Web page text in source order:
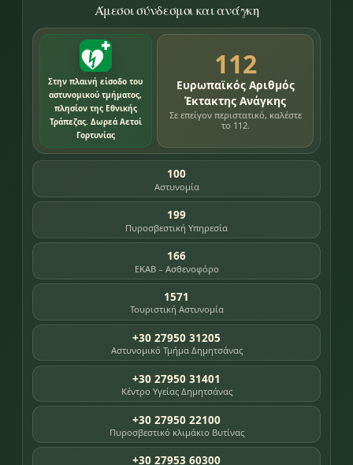
Άμεσοι σύνδεσμοι και ανάγκη
Στην πλαινή είσοδο του
αστυνομικού τμήματος,
πλησίον της Εθνικής
Τράπεζας. Δωρεά Αετοί
Γορτυνίας
112
Ευρωπαϊκός Αριθμός
Έκτακτης Ανάγκης
Σε επείγον περιστατικό, καλέστε
το 112.
100
Αστυνομία
199
Πυροσβεστική Υπηρεσία
166
ΕΚΑΒ – Ασθενοφόρο
1571
Τουριστική Αστυνομία
+30 27950 31205
Αστυνομικό Τμήμα Δημητσάνας
+30 27950 31401
Κέντρο Υγείας Δημητσάνας
+30 27950 22100
Πυροσβεστικό κλιμάκιο Βυτίνας
+30 27953 60300